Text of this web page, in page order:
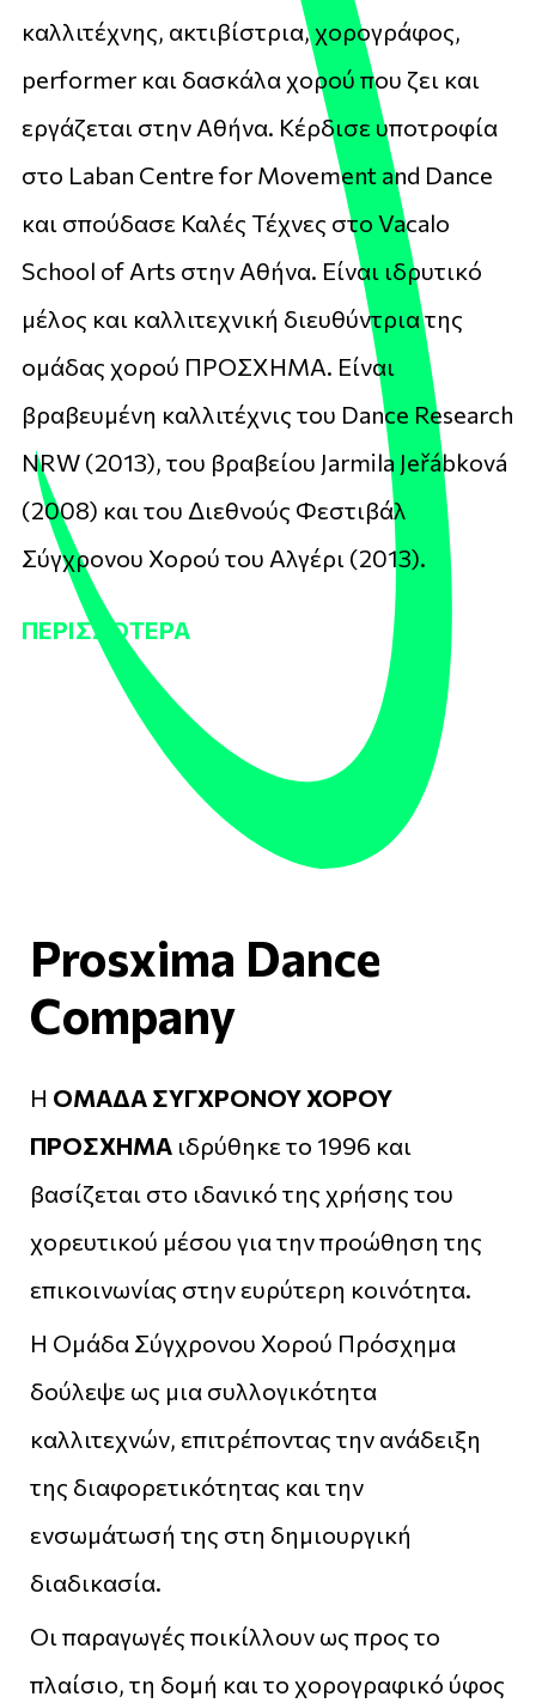
καλλιτέχνης, ακτιβίστρια, χορογράφος,
performer και δασκάλα χορού που ζει και
εργάζεται στην Αθήνα. Κέρδισε υποτροφία
στο Laban Centre for Movement and Dance
και σπούδασε Καλές Τέχνες στο Vacalo
School of Arts στην Αθήνα. Είναι ιδρυτικό
μέλος και καλλιτεχνική διευθύντρια της
ομάδας χορού ΠΡΟΣΧΗΜΑ. Είναι
βραβευμένη καλλιτέχνις του Dance Research
NRW (2013), του βραβείου Jarmila Jeřábková
(2008) και του Διεθνούς Φεστιβάλ
Σύγχρονου Χορού του Αλγέρι (2013).
ΠΕΡΙΣΣΌΤΕΡΑ
Prosxima Dance
Company
Η ΟΜΑΔΑ ΣΥΓΧΡΟΝΟΥ ΧΟΡΟΥ
ΠΡΟΣΧΗΜΑ ιδρύθηκε το 1996 και
βασίζεται στο ιδανικό της χρήσης του
χορευτικού μέσου για την προώθηση της
επικοινωνίας στην ευρύτερη κοινότητα.
Η Ομάδα Σύγχρονου Χορού Πρόσχημα
δούλεψε ως μια συλλογικότητα
καλλιτεχνών, επιτρέποντας την ανάδειξη
της διαφορετικότητας και την
ενσωμάτωσή της στη δημιουργική
διαδικασία.
Οι παραγωγές ποικίλλουν ως προς το
πλαίσιο, τη δομή και το χορογραφικό ύφος